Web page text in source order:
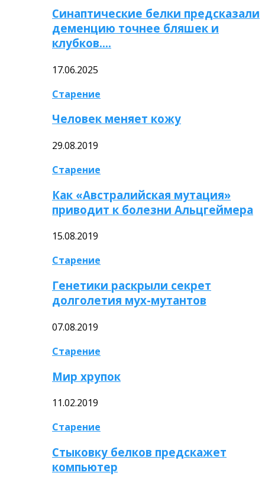
Синаптические белки предсказали
деменцию точнее бляшек и
клубков….
17.06.2025
Старение
Человек меняет кожу
29.08.2019
Старение
Как «Австралийская мутация»
приводит к болезни Альцгеймера
15.08.2019
Старение
Генетики раскрыли секрет
долголетия мух-мутантов
07.08.2019
Старение
Мир хрупок
11.02.2019
Старение
Стыковку белков предскажет
компьютер